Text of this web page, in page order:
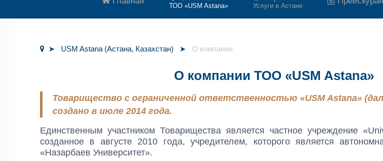
ТОО «USM Astana» Услуги в Астане
USM Astana (Астана, Казахстан) О компании
О компании ТОО «USM Astana»
Товарищество с ограниченной ответственностью «USM Astana»
создано в июле 2014 года.
Единственным участником Товарищества является частное учреждение
созданное в августе 2010 года, учредителем, которого является
«Назарбаев Университет».